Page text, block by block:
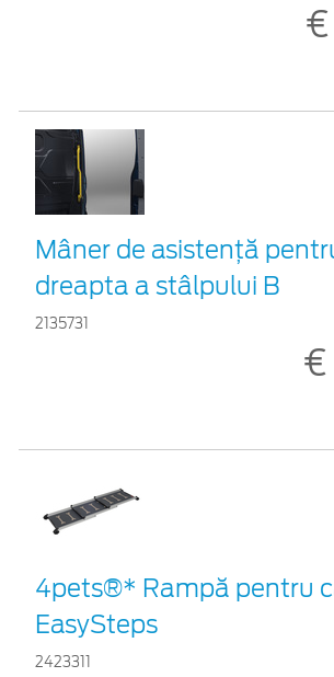
Mâner de asistență
dreapta a stâlpului B
2135731
4pets®* Rampă pentru
EasySteps
2423311